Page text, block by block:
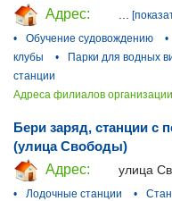
Адрес:
•
Обучение судовождению •
клубы
• Парки для водных
станции
Адреса филиалов
Бери заряд, станции с
(улица Свободы)
Адрес:
улица
•
Лодочные станции •